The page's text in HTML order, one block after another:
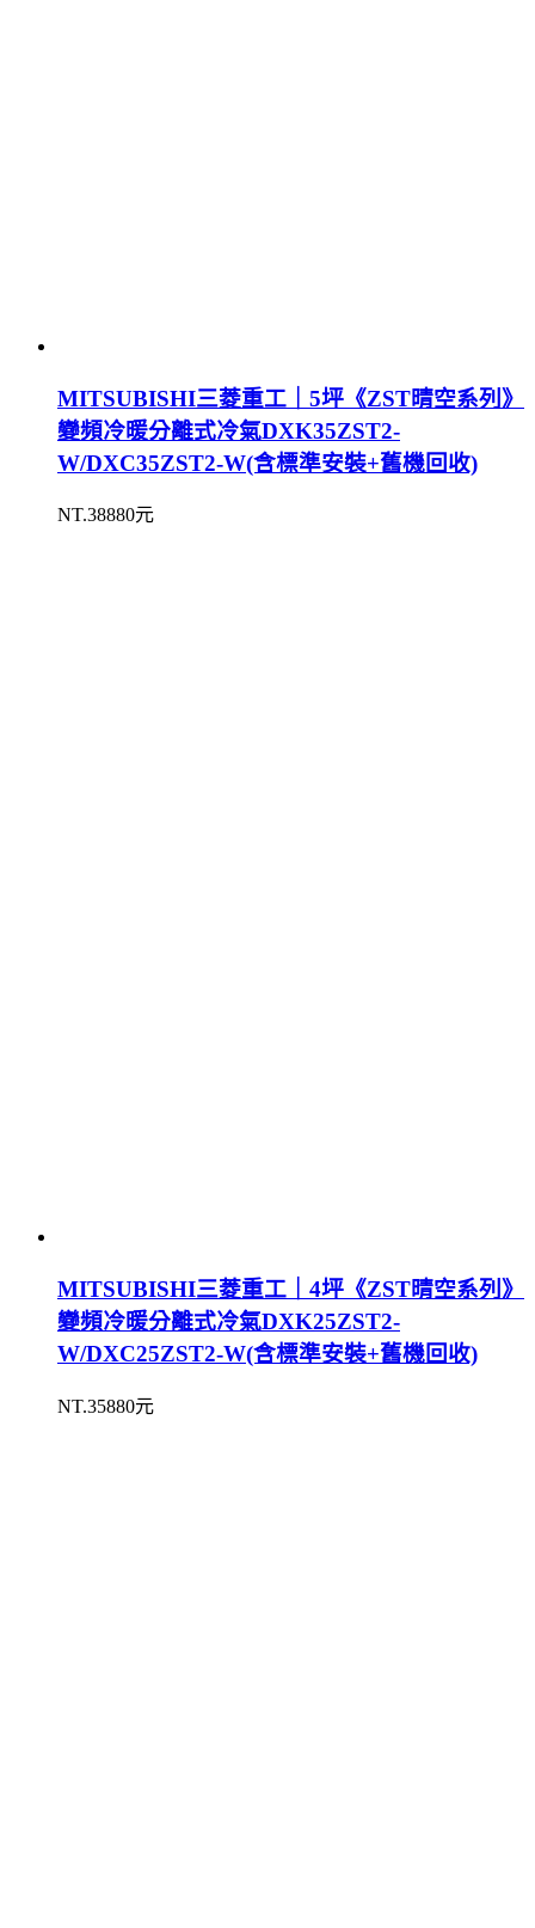
MITSUBISHI三菱重工｜5坪《ZST晴空系列》
變頻冷暖分離式冷氣DXK35ZST2-
W/DXC35ZST2-W(含標準安裝+舊機回收)
NT.38880元
MITSUBISHI三菱重工｜4坪《ZST晴空系列》
變頻冷暖分離式冷氣DXK25ZST2-
W/DXC25ZST2-W(含標準安裝+舊機回收)
NT.35880元